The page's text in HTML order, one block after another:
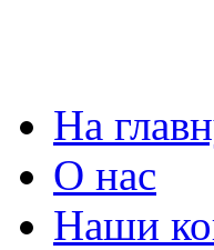
На
О нас
Наши